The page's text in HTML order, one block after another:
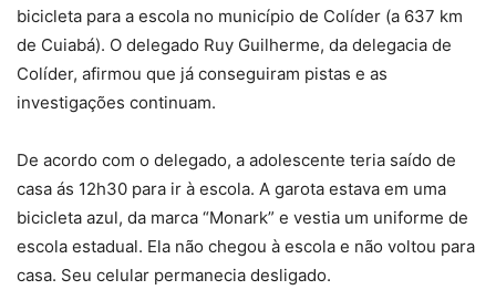
bicicleta para a escola no município de Colíder (a 637 km
de Cuiabá). O delegado Ruy Guilherme, da delegacia de
Colíder, afirmou que já conseguiram pistas e as
investigações continuam.
De acordo com o delegado, a adolescente teria saído de
casa ás 12h30 para ir à escola. A garota estava em uma
bicicleta azul, da marca “Monark” e vestia um uniforme de
escola estadual. Ela não chegou à escola e não voltou para
casa. Seu celular permanecia desligado.